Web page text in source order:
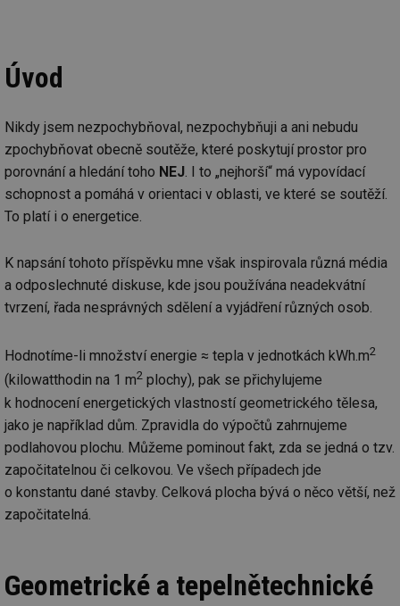
Úvod
Nikdy jsem nezpochybňoval, nezpochybňuji a ani nebudu
zpochybňovat obecně soutěže, které poskytují prostor pro
porovnání a hledání toho NEJ . I to „nejhorší“ má vypovídací
schopnost a pomáhá v orientaci v oblasti, ve které se soutěží.
To platí i o energetice.
K napsání tohoto příspěvku mne však inspirovala různá média
a odposlechnuté diskuse, kde jsou používána neadekvátní
tvrzení, řada nesprávných sdělení a vyjádření různých osob.
Hodnotíme-li množství energie ≈ tepla v jednotkách kWh.m2
(kilowatthodin na 1 m2 plochy), pak se přichylujeme
k hodnocení energetických vlastností geometrického tělesa,
jako je například dům. Zpravidla do výpočtů zahrnujeme
podlahovou plochu. Můžeme pominout fakt, zda se jedná o tzv.
započitatelnou či celkovou. Ve všech případech jde
o konstantu dané stavby. Celková plocha bývá o něco větší, než
započitatelná.
Geometrické a tepelnětechnické